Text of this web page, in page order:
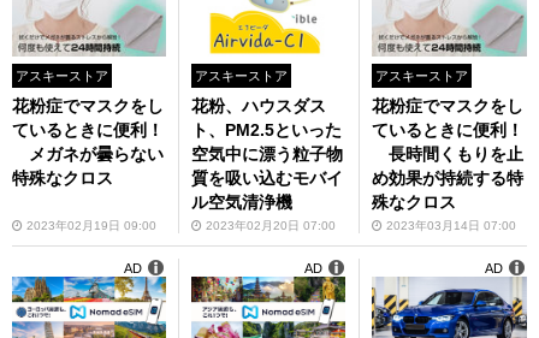
アスキーストア
花粉症でマスクをし
ているときに便利！
メガネが曇らない
特殊なクロス
2023年02月19日 09:00
アスキーストア
花粉、ハウスダス
ト、PM2.5といった
空気中に漂う粒子物
質を吸い込むモバイ
ル空気清浄機
2023年02月20日 07:00
アスキーストア
花粉症でマスクをし
ているときに便利！
長時間くもりを止
め効果が持続する特
殊なクロス
2023年03月14日 07:00
AD AD AD